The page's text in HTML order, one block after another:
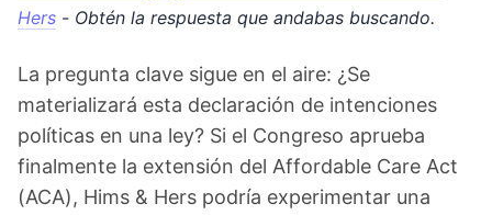
Hers - Obtén la respuesta que andabas buscando.
La pregunta clave sigue en el aire: ¿Se
materializará esta declaración de intenciones
políticas en una ley? Si el Congreso aprueba
finalmente la extensión del Affordable Care Act
(ACA), Hims & Hers podría experimentar una